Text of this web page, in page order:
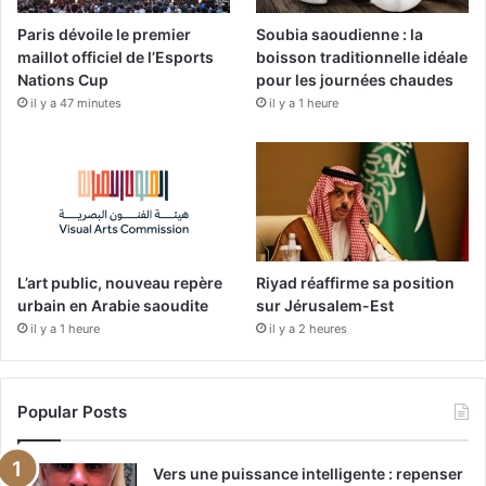
o
k
e
r
a
m
Paris dévoile le premier
maillot officiel de l’Esports
Nations Cup
il y a 47 minutes
Soubia saoudienne : la
boisson traditionnelle idéale
pour les journées chaudes
il y a 1 heure
L’art public, nouveau repère
urbain en Arabie saoudite
il y a 1 heure
Riyad réaffirme sa position
sur Jérusalem-Est
il y a 2 heures
Popular Posts
Vers une puissance intelligente : repenser